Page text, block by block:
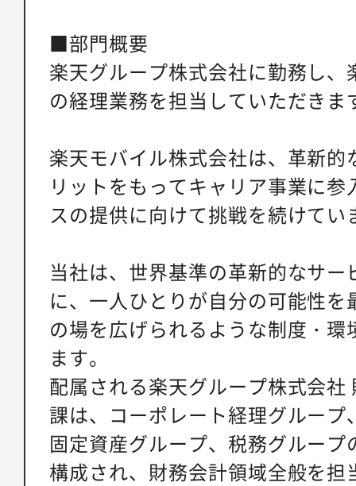
■部門概要
楽天グループ株式会社に勤務し
の経理業務を担当していただきま
楽天モバイル株式会社は、革新
リットをもってキャリア事業に
スの提供に向けて挑戦を続けてい
当社は、世界基準の革新的なサ
に、一人ひとりが自分の可能性
の場を広げられるような制度・
ます。
配属される楽天グループ株式会社
課は、コーポレート経理グルー
固定資産グループ、税務グルー
構成され、財務会計領域全般を担